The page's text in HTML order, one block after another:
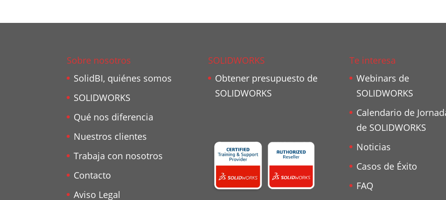
Sobre nosotros
SolidBI, quiénes somos
SOLIDWORKS
Qué nos diferencia
Nuestros clientes
Trabaja con nosotros
Contacto
Aviso Legal
SOLIDWORKS
Obtener presupuesto de
SOLIDWORKS
Te interesa
Webinars de
SOLIDWORKS
Calendario de
de SOLIDWORKS
Noticias
Casos de Éxito
FAQ